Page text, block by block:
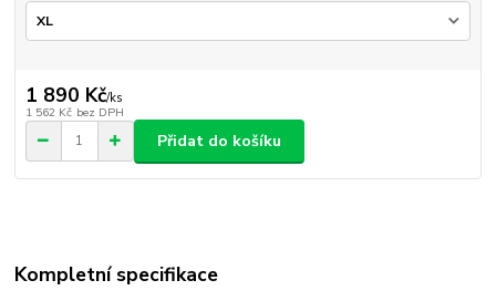
1 890 Kč/ks
1 562 Kč bez DPH
Přidat do košíku
Kompletní specifikace